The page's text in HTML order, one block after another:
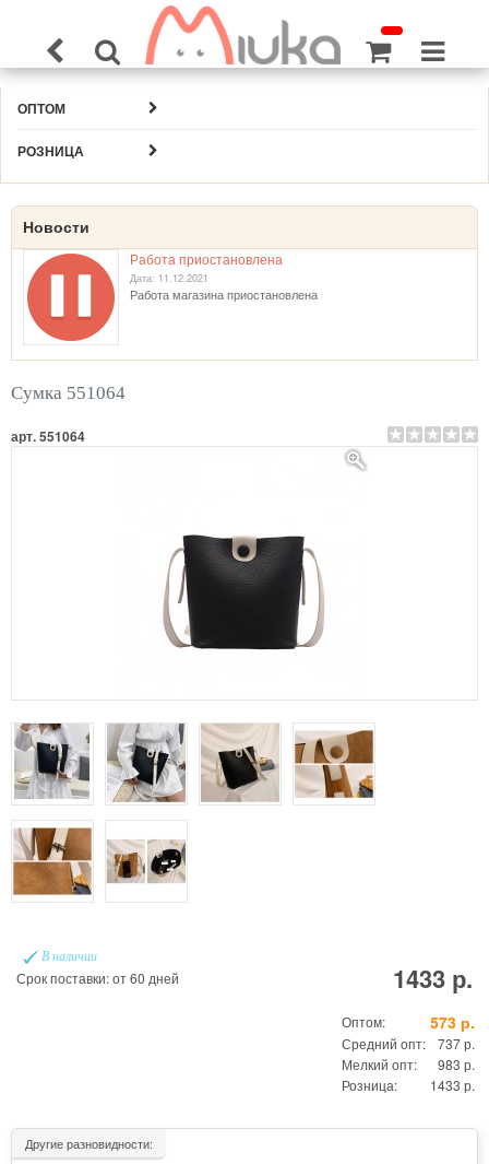
ОПТОМ
РОЗНИЦА
Новости
Работа приостановлена
Дата: 11.12.2021
Работа магазина приостановлена
Сумка 551064
арт. 551064
В наличии
Срок поставки: от 60 дней 1433 р.
Оптом: 573 р.
Средний опт:
737 р.
Мелкий опт:
983 р.
Розница:
1433 р.
Другие разновидности: